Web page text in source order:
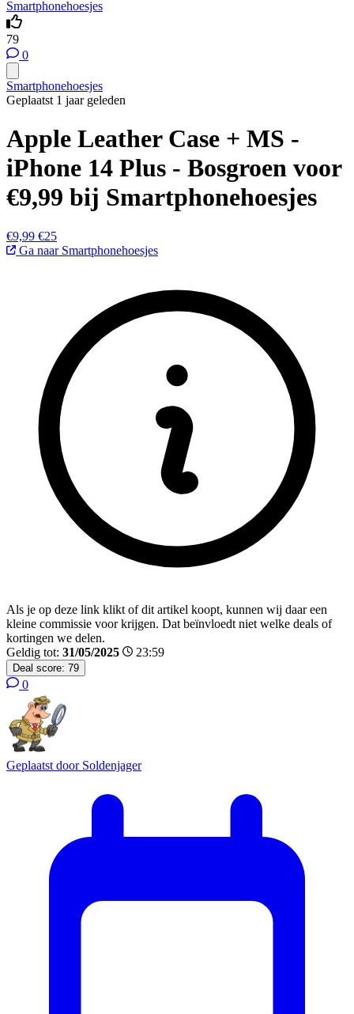
Smartphonehoesjes
79
0
Smartphonehoesjes
Geplaatst 1 jaar geleden
Apple Leather Case + MS -
iPhone 14 Plus - Bosgroen voor
€9,99 bij Smartphonehoesjes
€9,99 €25
Ga naar Smartphonehoesjes
Als je op deze link klikt of dit artikel koopt, kunnen wij daar een
kleine commissie voor krijgen. Dat beïnvloedt niet welke deals of
kortingen we delen.
Geldig tot: 31/05/2025 23:59
Deal score: 79
0
Geplaatst door Soldenjager